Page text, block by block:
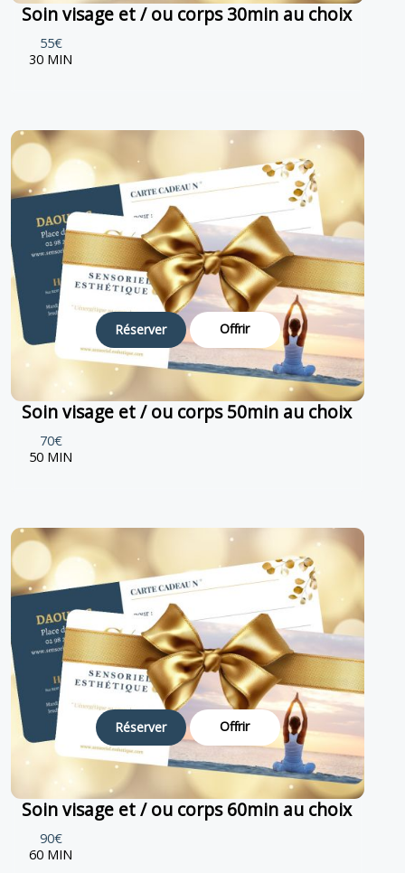
Soin visage et / ou corps 30min au choix
55€
30 MIN
Réserver Offrir
Soin visage et / ou corps 50min au choix
70€
50 MIN
Réserver Offrir
Soin visage et / ou corps 60min au choix
90€
60 MIN